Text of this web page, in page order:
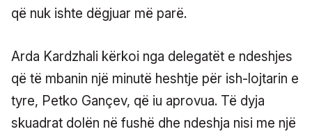
që nuk ishte dëgjuar më parë.
Arda Kardzhali kërkoi nga delegatët e ndeshjes
që të mbanin një minutë heshtje për ish-lojtarin e
tyre, Petko Gançev, që iu aprovua. Të dyja
skuadrat dolën në fushë dhe ndeshja nisi me një